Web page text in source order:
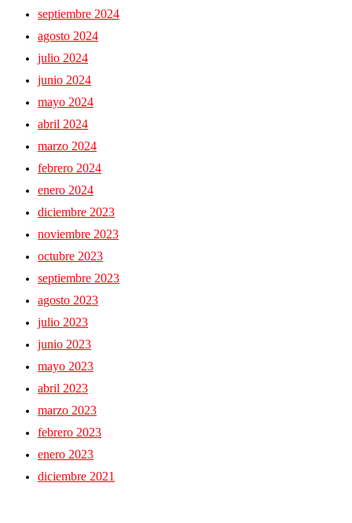
septiembre 2024
agosto 2024
julio 2024
junio 2024
mayo 2024
abril 2024
marzo 2024
febrero 2024
enero 2024
diciembre 2023
noviembre 2023
octubre 2023
septiembre 2023
agosto 2023
julio 2023
junio 2023
mayo 2023
abril 2023
marzo 2023
febrero 2023
enero 2023
diciembre 2021